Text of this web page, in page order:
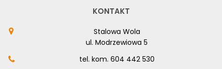
KONTAKT
Stalowa Wola
ul. Modrzewiowa 5
tel. kom. 604 442 530